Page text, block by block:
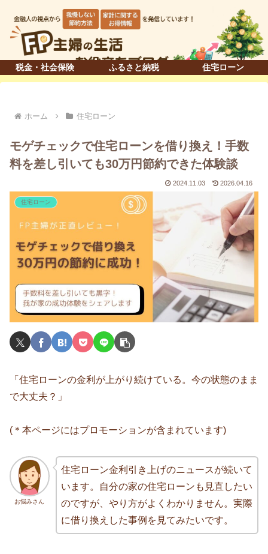
税金・社会保険 ふるさと納税 住宅ローン
ホーム 住宅ローン
モゲチェックで住宅ローンを借り換え！手数
料を差し引いても30万円節約できた体験談
2024.11.03 2026.04.16
住宅ローン
「住宅ローンの金利が上がり続けている。今の状態のまま
で大丈夫？」
(＊本ページにはプロモーションが含まれています)
お悩みさん
住宅ローン金利引き上げのニュースが続いて
います。自分の家の住宅ローンも見直したい
のですが、やり方がよくわかりません。実際
に借り換えした事例を見てみたいです。